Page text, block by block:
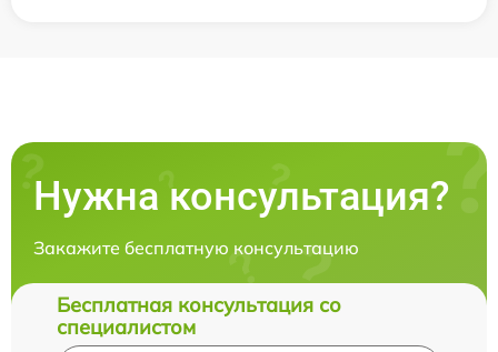
Нужна консультация?
Закажите бесплатную консультацию
Бесплатная консультация со
специалистом